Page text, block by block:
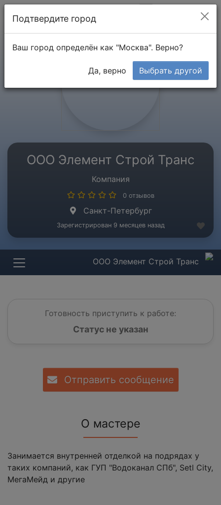
ООО Элемент Строй Транс
Компания
0 отзывов
Санкт-Петербург
Зарегистрирован 9 месяцев назад
ООО Элемент Строй Транс
Готовность приступить к работе:
Статус не указан
Отправить сообщение
О мастере
Занимается внутренней отделкой на подрядах у
таких компаний, как ГУП "Водоканал СПб", Setl City,
МегаМейд и другие
Подтвердите город
Ваш город определён как "Москва". Верно?
Да, верно Выбрать другой